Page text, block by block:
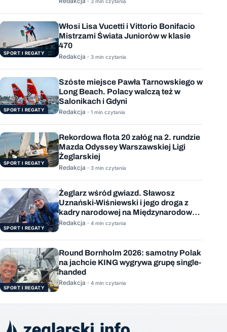
SPORT I REGATY
Włosi Lisa Vucetti i Vittorio Bonifacio
Mistrzami Świata Juniorów w klasie
470
Redakcja · 3 min czytania
SPORT I REGATY
Szóste miejsce Pawła Tarnowskiego w
Long Beach. Polacy walczą też w
Salonikach i Gdyni
Redakcja · 1 min czytania
SPORT I REGATY
Rekordowa flota 20 załóg na 2. rundzie
Mazda Odyssey Warszawskiej Ligi
Żeglarskiej
Redakcja · 3 min czytania
SPORT I REGATY
Żeglarz wśród gwiazd. Sławosz
Uznański-Wiśniewski i jego droga z
kadry narodowej na Międzynarodową
Stację Kosmiczną
Redakcja · 4 min czytania
SPORT I REGATY
Round Bornholm 2026: samotny Polak
na jachcie KING wygrywa grupę single-
handed
Redakcja · 4 min czytania